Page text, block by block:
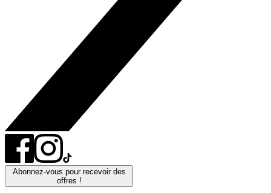
Abonnez-vous pour recevoir des
offres !